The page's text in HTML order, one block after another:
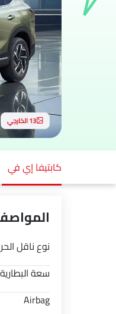
13 الخارجي
كابتيفا إي في
نوع ناقل
سعة البطارية
Airbag